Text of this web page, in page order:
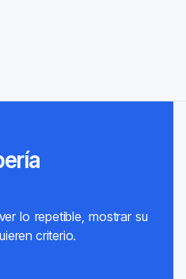
lo repetible, mostrar su
criterio.